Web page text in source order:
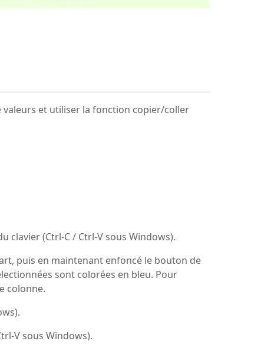
valeurs et utiliser la fonction copier/coller
clavier (Ctrl-C / Ctrl-V sous Windows).
puis en maintenant enfoncé le bouton de
sont colorées en bleu. Pour
colonne.
V sous Windows).